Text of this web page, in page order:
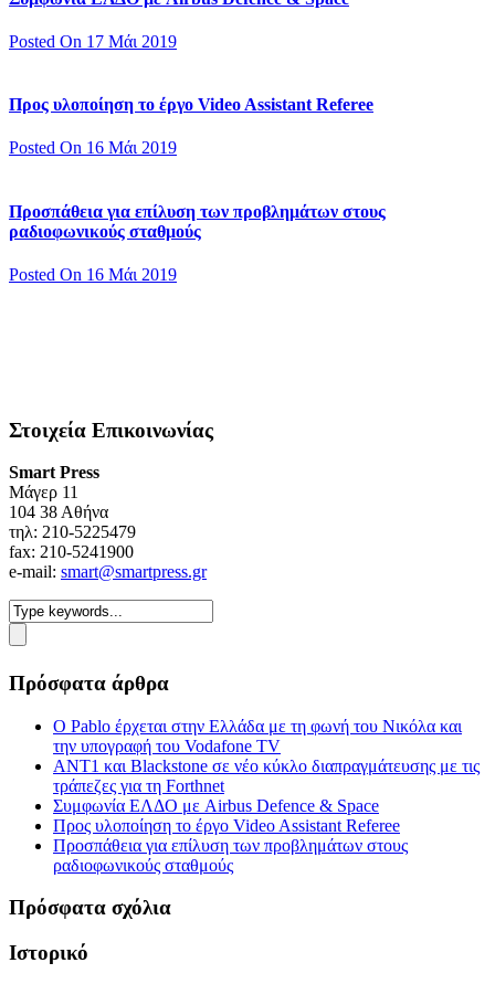
Posted On 17 Μάι 2019
Προς υλοποίηση το έργο Video Assistant Referee
Posted On 16 Μάι 2019
Προσπάθεια για επίλυση των προβλημάτων στους
ραδιοφωνικούς σταθμούς
Posted On 16 Μάι 2019
Στοιχεία Επικοινωνίας
Smart Press
Mάγερ 11
104 38 Αθήνα
τηλ: 210-5225479
fax: 210-5241900
e-mail: smart@smartpress.gr
Πρόσφατα άρθρα
Ο Pablo έρχεται στην Ελλάδα με τη φωνή του Νικόλα και
την υπογραφή του Vodafone TV
ΑΝΤ1 και Blackstone σε νέο κύκλο διαπραγμάτευσης με τις
τράπεζες για τη Forthnet
Συμφωνία ΕΛΔΟ με Airbus Defence & Space
Προς υλοποίηση το έργο Video Assistant Referee
Προσπάθεια για επίλυση των προβλημάτων στους
ραδιοφωνικούς σταθμούς
Πρόσφατα σχόλια
Ιστορικό